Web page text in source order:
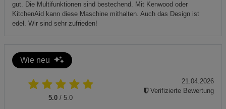
gut. Die Multifunktionen sind bestechend. Mit Kenwood oder
KitchenAid kann diese Maschine mithalten. Auch das Design ist
edel. Wir sind sehr zufrieden!
Wie neu
5.0 / 5.0
21.04.2026
Verifizierte Bewertung